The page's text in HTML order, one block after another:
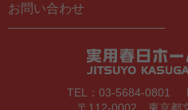
お問い合わせ
TEL：03-5684-0801